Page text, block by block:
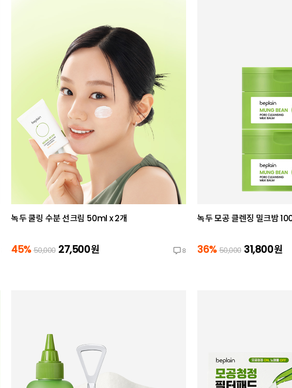
녹두 쿨링 수분 선크림 50ml x 2개
45% 50,000 27,500원 8
녹두 모공 클렌징 밀크밤
36% 50,000 31,800원